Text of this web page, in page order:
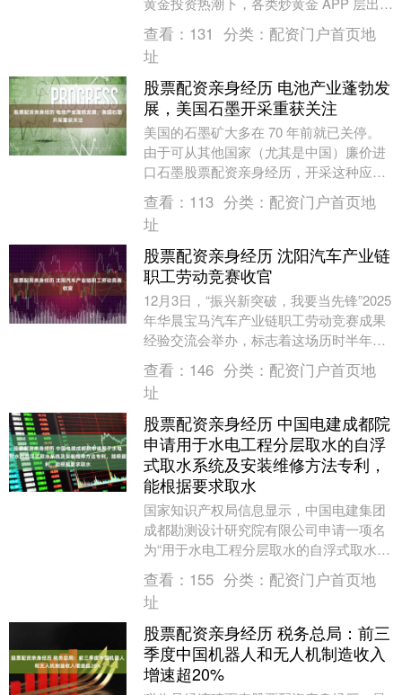
穷，投资者往往陷入 “选择困难”。....
查看： 131 分类： 配资门户首页地
址
股票配资亲身经历 电池产业蓬勃发
展，美国石墨开采重获关注
美国的石墨矿大多在 70 年前就已关停。
由于可从其他国家（尤其是中国）廉价进
口石墨股票配资亲身经历，开采这种应用
广泛（从核反应堆到铅笔均有使用）的矿
物一度显得毫....
查看： 113 分类： 配资门户首页地
址
股票配资亲身经历 沈阳汽车产业链
职工劳动竞赛收官
12月3日，“振兴新突破，我要当先锋”2025
年华晨宝马汽车产业链职工劳动竞赛成果
经验交流会举办，标志着这场历时半年的
劳动竞赛落下帷幕。竞赛以“创新创造，共
享发....
查看： 146 分类： 配资门户首页地
址
股票配资亲身经历 中国电建成都院
申请用于水电工程分层取水的自浮
式取水系统及安装维修方法专利，
能根据要求取水
国家知识产权局信息显示，中国电建集团
成都勘测设计研究院有限公司申请一项名
为“用于水电工程分层取水的自浮式取水系
统及安装维修方法”的专利，公开号
CN1210240....
查看： 155 分类： 配资门户首页地
址
股票配资亲身经历 税务总局：前三
季度中国机器人和无人机制造收入
增速超20%